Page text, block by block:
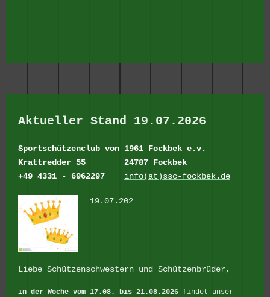
Aktueller Stand 19.07.2026
Sportschützenclub von 1961 Fockbek e.v.
Krattredder 55
24787 Fockbek
+49 4331 - 6962297
info(at)ssc-fockbek.de
19.07.202
Liebe Schützenschwestern und Schützenbrüder,
in der Woche vom 17.08. bis 21.08.2026 findet unser